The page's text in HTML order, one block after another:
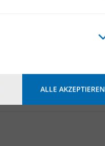
ALLE AKZEPTIEREN